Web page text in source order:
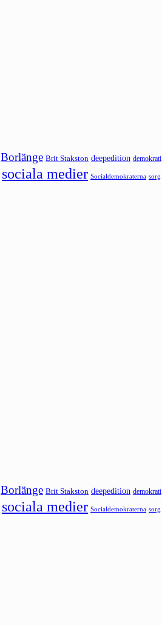
Borlänge Brit Stakston deepedition demokrati
sociala medier Socialdemokraterna sorg
Borlänge Brit Stakston deepedition demokrati
sociala medier Socialdemokraterna sorg